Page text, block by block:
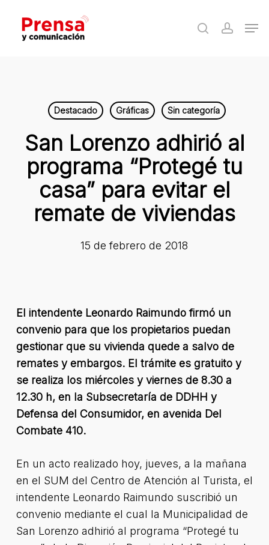
main
search
Destacado Gráficas Sin categoría
San Lorenzo adhirió al
programa “Protegé tu
casa” para evitar el
remate de viviendas
15 de febrero de 2018
El intendente Leonardo Raimundo firmó un
convenio para que los propietarios puedan
gestionar que su vivienda quede a salvo de
remates y embargos. El trámite es gratuito y
se realiza los miércoles y viernes de 8.30 a
12.30 h, en la Subsecretaría de DDHH y
Defensa del Consumidor, en avenida Del
Combate 410.
En un acto realizado hoy, jueves, a la mañana
en el SUM del Centro de Atención al Turista, el
intendente Leonardo Raimundo suscribió un
convenio mediante el cual la Municipalidad de
San Lorenzo adhirió al programa “Protegé tu